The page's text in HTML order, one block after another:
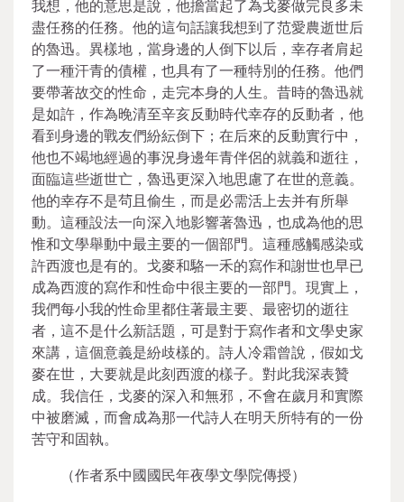
我想，他的意思是說，他擔當起了為戈麥做完良多未
盡任務的任務。他的這句話讓我想到了范愛農逝世后
的魯迅。異樣地，當身邊的人倒下以后，幸存者肩起
了一種汗青的債權，也具有了一種特別的任務。他們
要帶著故交的性命，走完本身的人生。昔時的魯迅就
是如許，作為晚清至辛亥反動時代幸存的反動者，他
看到身邊的戰友們紛紜倒下；在后來的反動實行中，
他也不竭地經過的事況身邊年青伴侶的就義和逝往，
面臨這些逝世亡，魯迅更深入地思慮了在世的意義。
他的幸存不是茍且偷生，而是必需活上去并有所舉
動。這種設法一向深入地影響著魯迅，也成為他的思
惟和文學舉動中最主要的一個部門。這種感觸感染或
許西渡也是有的。戈麥和駱一禾的寫作和謝世也早已
成為西渡的寫作和性命中很主要的一部門。現實上，
我們每小我的性命里都住著最主要、最密切的逝往
者，這不是什么新話題，可是對于寫作者和文學史家
來講，這個意義是紛歧樣的。詩人冷霜曾說，假如戈
麥在世，大要就是此刻西渡的樣子。對此我深表贊
成。我信任，戈麥的深入和無邪，不會在歲月和實際
中被磨滅，而會成為那一代詩人在明天所特有的一份
苦守和固執。
（作者系中國國民年夜學文學院傳授）